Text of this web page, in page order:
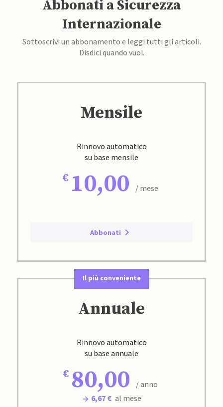
Abbonati a Sicurezza
Internazionale
Sottoscrivi un abbonamento e leggi tutti gli articoli.
Disdici quando vuoi.
Mensile
Rinnovo automatico
su base mensile
10,00 / mese
Abbonati
Il più conveniente
Annuale
Rinnovo automatico
su base annuale
80,00
/ anno
6,67 € al mese